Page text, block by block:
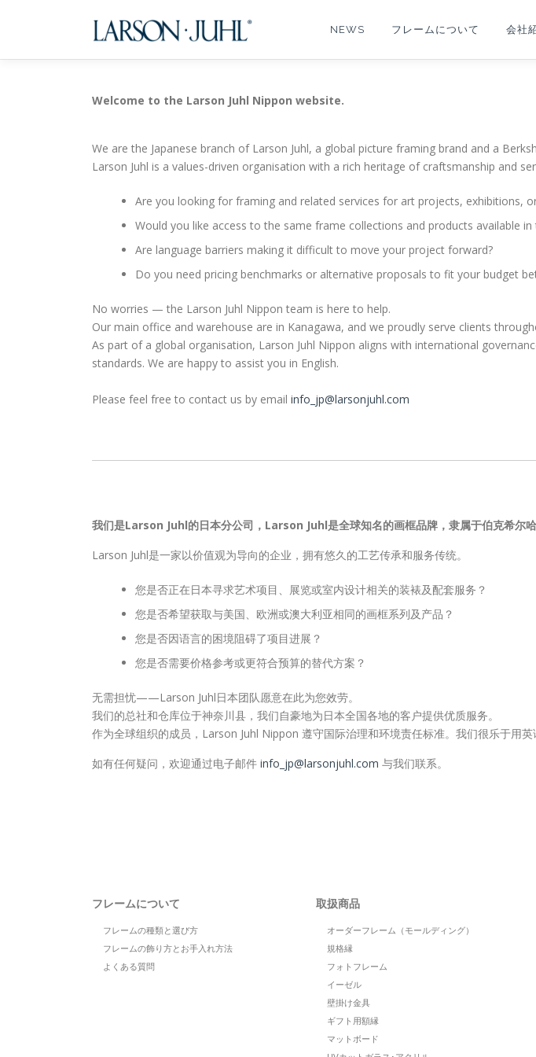
ン
NEWS フレームについて 会社
Welcome to the Larson Juhl Nippon website.
We are the Japanese branch of Larson Juhl, a global picture framing brand and a
Larson Juhl is a values-driven organisation with a rich heritage of craftsmanship and
Are you looking for framing and related services for art projects, exhibitions,
Would you like access to the same frame collections and products available in
Are language barriers making it difficult to move your project forward?
Do you need pricing benchmarks or alternative proposals to fit your budget
No worries — the Larson Juhl Nippon team is here to help.
Our main office and warehouse are in Kanagawa, and we proudly serve clients
As part of a global organisation, Larson Juhl Nippon aligns with international
standards. We are happy to assist you in English.
Please feel free to contact us by email info_jp@larsonjuhl.com
我们是Larson Juhl的日本分公司，Larson Juhl是全球知名的画框品牌，隶属于伯克希尔哈
Larson Juhl是一家以价值观为导向的企业，拥有悠久的工艺传承和服务传统。
您是否正在日本寻求艺术项目、展览或室内设计相关的装裱及配套服务？
您是否希望获取与美国、欧洲或澳大利亚相同的画框系列及产品？
您是否因语言的困境阻碍了项目进展？
您是否需要价格参考或更符合预算的替代方案？
无需担忧——Larson Juhl日本团队愿意在此为您效劳。
我们的总社和仓库位于神奈川县，我们自豪地为日本全国各地的客户提供优质服务。
作为全球组织的成员，Larson Juhl Nippon 遵守国际治理和环境责任标准。我们很乐于用英
如有任何疑问，欢迎通过电子邮件 info_jp@larsonjuhl.com 与我们联系。
フレームについて
フレームの種類と選び方
フレームの飾り方とお手入れ方法
よくある質問
取扱商品
オーダーフレーム（モールディング）
規格縁
フォトフレーム
イーゼル
壁掛け金具
ギフト用額縁
マットボード